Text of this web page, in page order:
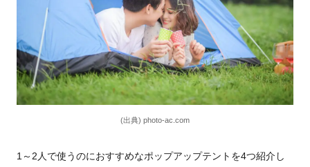
(出典) photo-ac.com
1～2人で使うのにおすすめなポップアップテントを4つ紹介し